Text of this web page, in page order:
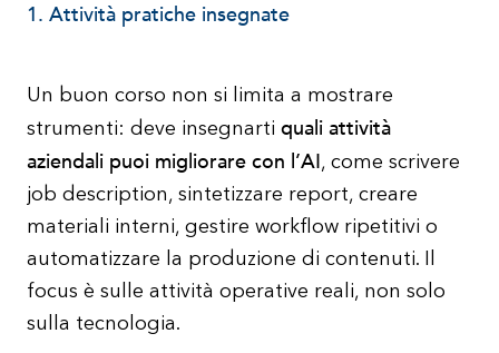
1. Attività pratiche insegnate
Un buon corso non si limita a mostrare
strumenti: deve insegnarti quali attività
aziendali puoi migliorare con l’AI, come scrivere
job description, sintetizzare report, creare
materiali interni, gestire workflow ripetitivi o
automatizzare la produzione di contenuti. Il
focus è sulle attività operative reali, non solo
sulla tecnologia.